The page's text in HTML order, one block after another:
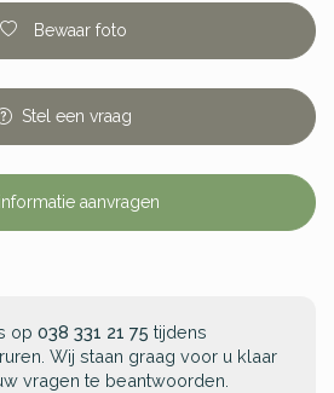
Bewaar foto
Stel een vraag
aanvragen
op 038 331 21 75 tijdens
Wij staan graag voor u klaar
vragen te beantwoorden.